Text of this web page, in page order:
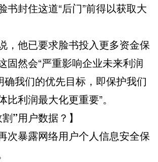
书封住这道“后门”前得以获取大
他已要求脸书投入更多资金保
固然会“严重影响企业未来利润
确我们的优先目标，即保护我们
比利润最大化更重要”。
用户数据？】
暴露网络用户个人信息安全保